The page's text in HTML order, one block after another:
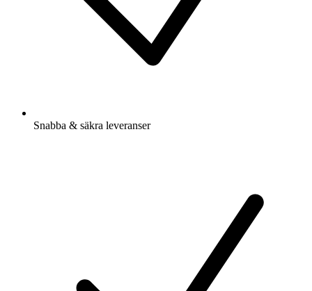
Snabba & säkra leveranser